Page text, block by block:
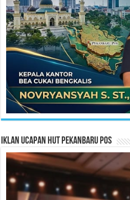
Iklan Ucapan HUT Pekanbaru Pos